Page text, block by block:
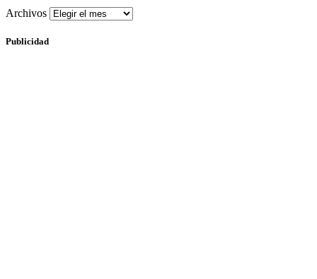
Archivos
Publicidad